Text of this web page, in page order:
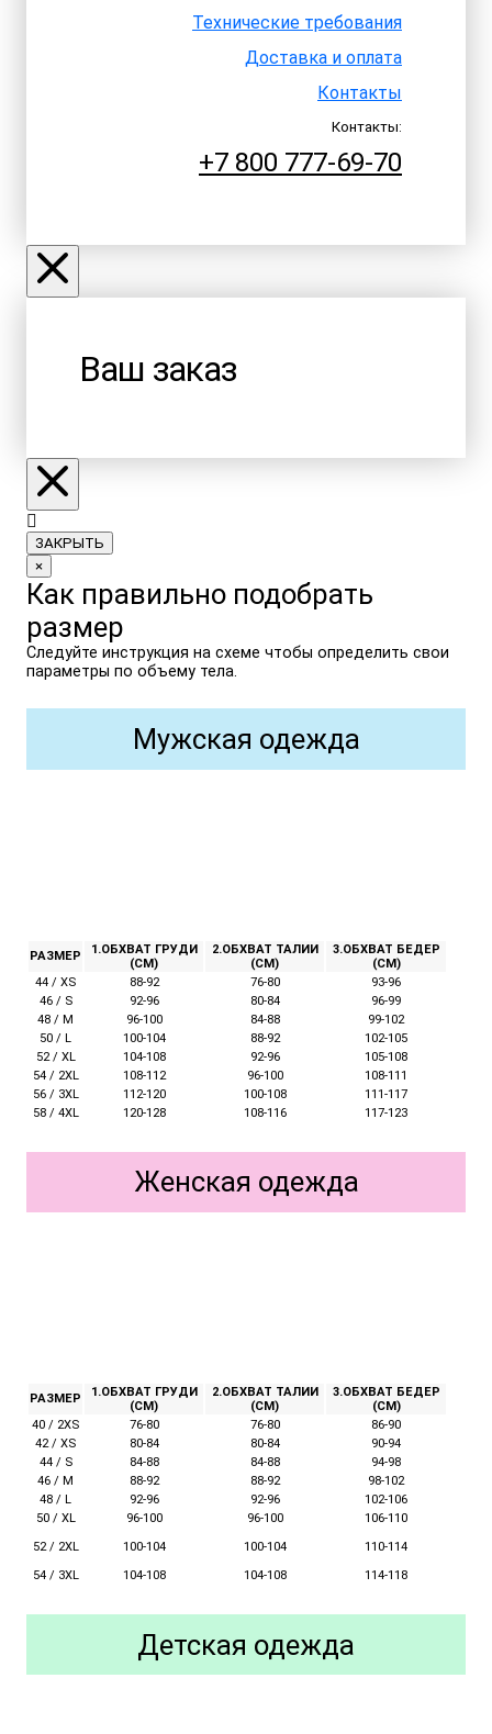
Технические требования
Доставка и оплата
Контакты
Контакты:
+7 800 777-69-70
Ваш заказ
ЗАКРЫТЬ
×
Как правильно подобрать
размер
Следуйте инструкция на схеме чтобы определить свои
параметры по объему тела.
Мужская одежда
РАЗМЕР
1.ОБХВАТ ГРУДИ
(СМ)
2.ОБХВАТ ТАЛИИ
(СМ)
3.ОБХВАТ БЕДЕР
(СМ)
44 / XS
88-92 76-80
93-96
46 / S
92-96 80-84
96-99
48 / M
96-100 84-88
99-102
50 / L
100-104 88-92
102-105
52 / XL
104-108 92-96
105-108
54 / 2XL
108-112 96-100
108-111
56 / 3XL
112-120 100-108
111-117
58 / 4XL
120-128 108-116 117-123
Женская одежда
РАЗМЕР
1.ОБХВАТ ГРУДИ
(СМ)
2.ОБХВАТ ТАЛИИ
(СМ)
3.ОБХВАТ БЕДЕР
(СМ)
40 / 2XS
76-80 76-80
86-90
42 / XS
80-84 80-84
90-94
44 / S
84-88 84-88
94-98
46 / M
88-92 88-92
98-102
48 / L
92-96 92-96
102-106
50 / XL
96-100 96-100
106-110
52 / 2XL
100-104 100-104
110-114
54 / 3XL
104-108 104-108 114-118
Детская одежда